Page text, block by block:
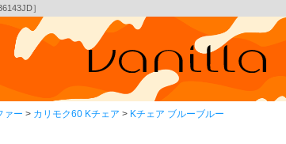
］
ァー カリモク60 Kチェア Kチェア ブルーブルー